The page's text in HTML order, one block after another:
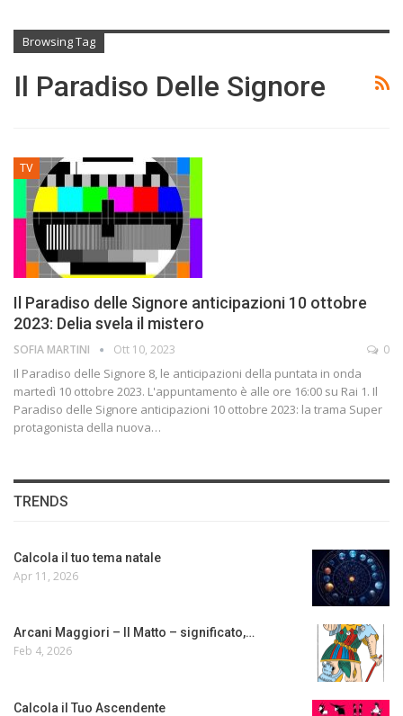
Browsing Tag
Il Paradiso Delle Signore
TV
Il Paradiso delle Signore anticipazioni 10 ottobre
2023: Delia svela il mistero
SOFIA MARTINI Ott 10, 2023 0
Il Paradiso delle Signore 8, le anticipazioni della puntata in onda
martedì 10 ottobre 2023. L'appuntamento è alle ore 16:00 su Rai 1. Il
Paradiso delle Signore anticipazioni 10 ottobre 2023: la trama Super
protagonista della nuova…
TRENDS
Calcola il tuo tema natale
Apr 11, 2026
Arcani Maggiori – Il Matto – significato,…
Feb 4, 2026
Calcola il Tuo Ascendente